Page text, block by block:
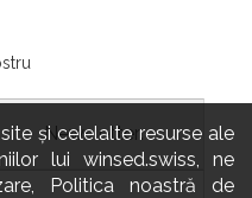
și celelalte resurse ale
lui winsed.swiss, ne
Politica noastră de